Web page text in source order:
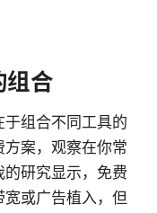
组合
组合不同工具的
案，观察在你常
研究显示，免费
或广告植入，但